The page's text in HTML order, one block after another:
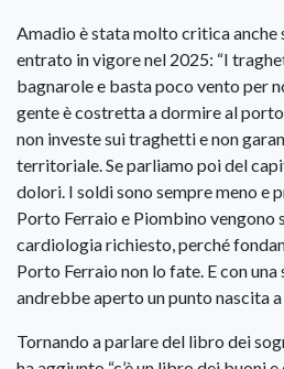
Amadio è stata molto critica
entrato in vigore nel 2025: “I
bagnarole e basta poco vento per
gente è costretta a dormire al
non investe sui traghetti e non
territoriale. Se parliamo poi del
dolori. I soldi sono sempre meno e
Porto Ferraio e Piombino
cardiologia richiesto, perché
Porto Ferraio non lo fate. E con una
andrebbe aperto un punto nascita a
Tornando a parlare del libro dei